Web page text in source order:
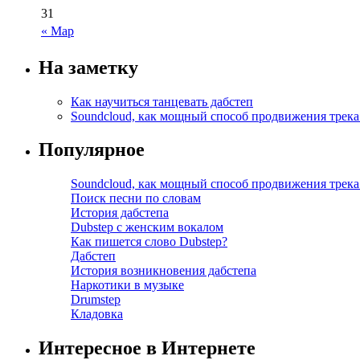
« Мар
31
На заметку
Как научиться танцевать дабстеп
Soundcloud, как мощный способ продвижения
Популярное
Soundcloud, как мощный способ продвижения
Поиск песни по словам
История дабстепа
Dubstep с женским вокалом
Как пишется слово Dubstep?
Дабстеп
История возникновения дабстепа
Наркотики в музыке
Drumstep
Кладовка
Интересное в Интернете